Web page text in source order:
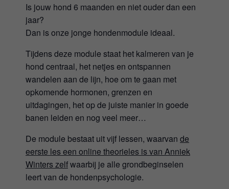
Registreren
Is jouw hond 6 maanden en niet ouder dan een
jaar?
Dan is onze jonge hondenmodule ideaal.
Tijdens deze module staat het kalmeren van je
hond centraal, het netjes en ontspannen
wandelen aan de lijn, hoe om te gaan met
opkomende hormonen, grenzen en
uitdagingen, het op de juiste manier in goede
banen leiden en nog veel meer…
De module bestaat uit vijf lessen, waarvan de
eerste les een online theorieles is van Anniek
Winters zelfwaarbij je alle grondbeginselen
leert van de hondenpsychologie.